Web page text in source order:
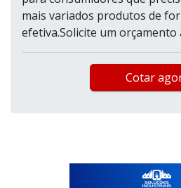
mais variados produtos de
efetiva.Solicite um orçamento
Cotar